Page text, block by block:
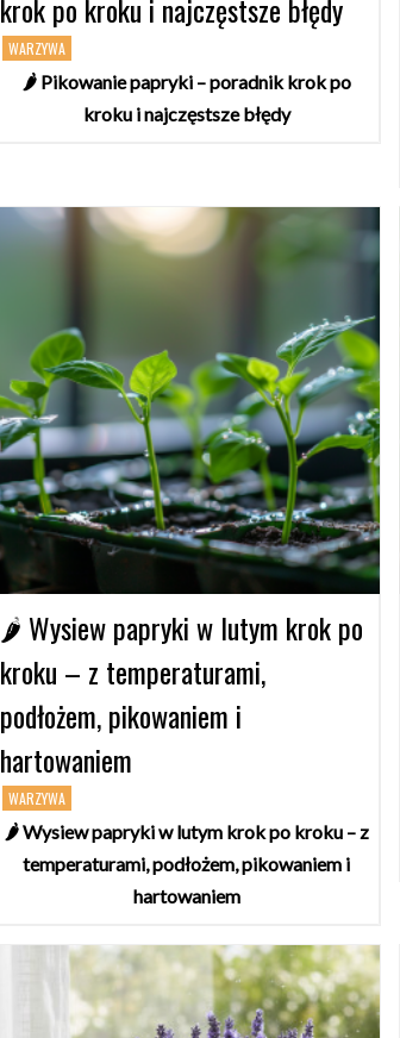
krok po kroku i najczęstsze błędy
WARZYWA
🌶️ Pikowanie papryki – poradnik krok po
kroku i najczęstsze błędy
🌶️ Wysiew papryki w lutym krok po
kroku – z temperaturami,
podłożem, pikowaniem i
hartowaniem
WARZYWA
🌶️ Wysiew papryki w lutym krok po kroku – z
temperaturami, podłożem, pikowaniem i
hartowaniem